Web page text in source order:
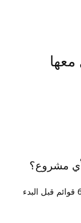
معها
مشروع؟
كتابة المحتوى بطريقة استراتيجية تتطلب منك إعداد 6 قوائم قبل البدء